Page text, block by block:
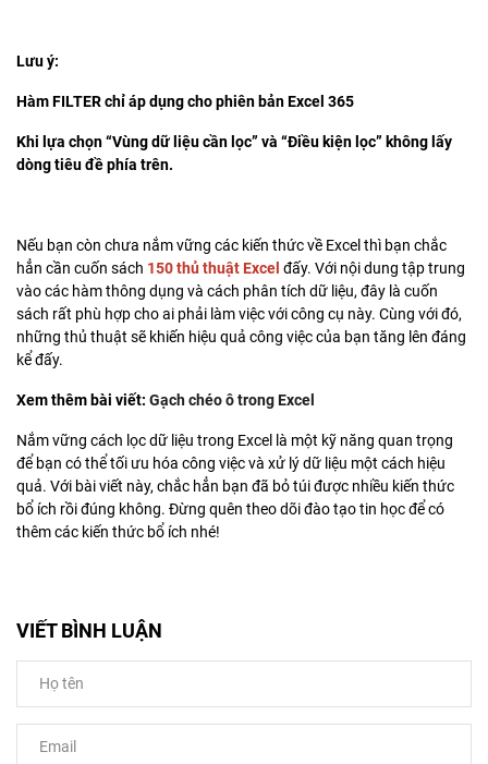
Lưu ý:
Hàm FILTER chỉ áp dụng cho phiên bản Excel 365
Khi lựa chọn “Vùng dữ liệu cần lọc” và “Điều kiện lọc” không lấy
dòng tiêu đề phía trên.
Nếu bạn còn chưa nắm vững các kiến thức về Excel thì bạn chắc
hẳn cần cuốn sách 150 thủ thuật Excel đấy. Với nội dung tập trung
vào các hàm thông dụng và cách phân tích dữ liệu, đây là cuốn
sách rất phù hợp cho ai phải làm việc với công cụ này. Cùng với đó,
những thủ thuật sẽ khiến hiệu quả công việc của bạn tăng lên đáng
kể đấy.
Xem thêm bài viết: Gạch chéo ô trong Excel
Nắm vững cách lọc dữ liệu trong Excel là một kỹ năng quan trọng
để bạn có thể tối ưu hóa công việc và xử lý dữ liệu một cách hiệu
quả. Với bài viết này, chắc hẳn bạn đã bỏ túi được nhiều kiến thức
bổ ích rồi đúng không. Đừng quên theo dõi đào tạo tin học để có
thêm các kiến thức bổ ích nhé!
VIẾT BÌNH LUẬN